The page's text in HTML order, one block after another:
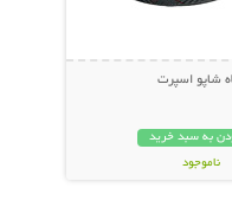
شاپو اسپرت
به سبد خرید
ناموجود